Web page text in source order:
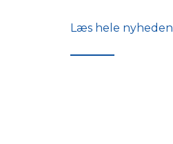
Læs hele nyheden